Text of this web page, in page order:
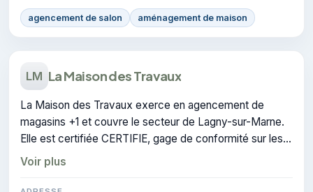
agencement de salon aménagement de maison
LM La Maison des Travaux
La Maison des Travaux exerce en agencement de
magasins +1 et couvre le secteur de Lagny-sur-Marne.
Elle est certifiée CERTIFIE, gage de conformité sur les
interventions réalisées.
Voir plus